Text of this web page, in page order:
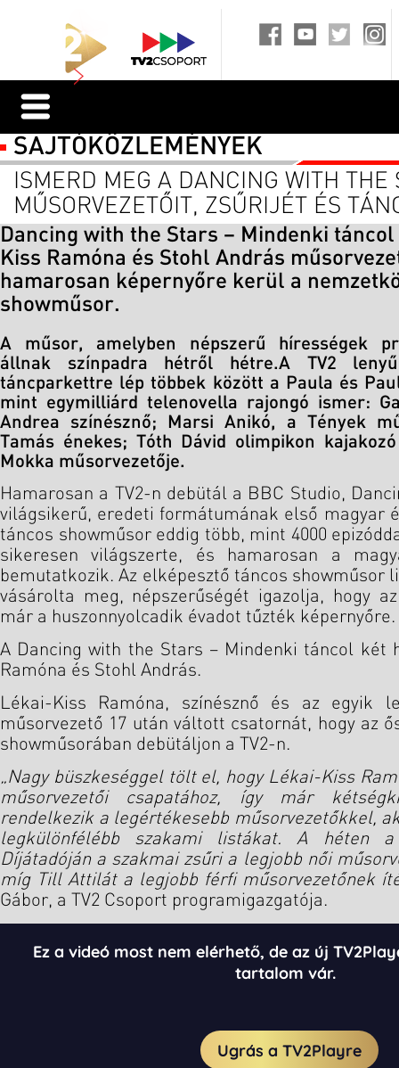
SAJTÓKÖZLEMÉNYEK
ISMERD MEG A DANCING WITH THE
MŰSORVEZETŐIT, ZSŰRIJÉT ÉS
Dancing with the Stars – Mindenki
Kiss Ramóna és Stohl András
hamarosan képernyőre kerül a
showműsor.
A műsor, amelyben népszerű hírességek
állnak színpadra hétről hétre.A TV2
táncparkettre lép többek között a Paula és
mint egymilliárd telenovella rajongó ismer:
Andrea színésznő; Marsi Anikó, a Tények
Tamás énekes; Tóth Dávid olimpikon
Mokka műsorvezetője.
Hamarosan a TV2-n debütál a BBC Studio,
világsikerű, eredeti formátumának első magyar
táncos showműsor eddig több, mint 4000
sikeresen világszerte, és hamarosan a
bemutatkozik. Az elképesztő táncos showműsor
vásárolta meg, népszerűségét igazolja, hogy
már a huszonnyolcadik évadot tűzték képernyőre.
A Dancing with the Stars – Mindenki táncol két
Ramóna és Stohl András.
Lékai-Kiss Ramóna, színésznő és az egyik
műsorvezető 17 után váltott csatornát, hogy az
showműsorában debütáljon a TV2-n.
„Nagy büszkeséggel tölt el, hogy Lékai-Kiss
műsorvezetői csapatához, így már
rendelkezik a legértékesebb műsorvezetőkkel,
legkülönfélébb szakami listákat. A héten a
Díjátadóján a szakmai zsűri a legjobb női
míg Till Attilát a legjobb férfi műsorvezetőnek
Gábor, a TV2 Csoport programigazgatója.